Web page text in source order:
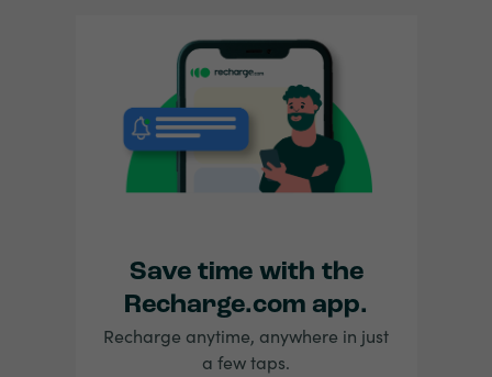
Save time with the
Recharge.com app.
Recharge anytime, anywhere in just
a few taps.